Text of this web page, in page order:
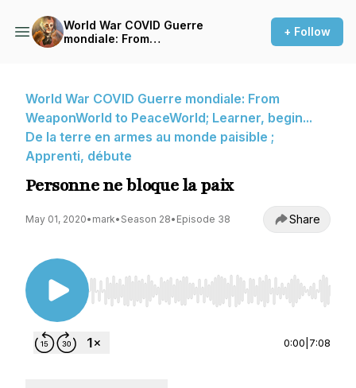
World War COVID Guerre
mondiale: From
monde paisible ; Apprenti,
débute
+ Follow
World War COVID Guerre mondiale: From
WeaponWorld to PeaceWorld; Learner, begin...
De la terre en armes au monde paisible ;
Apprenti, débute
Personne ne bloque la paix
May 01, 2020• mark• Season 28• Episode 38 Share
Use Left/Right to seek, Home/End to jump to
0:00 7:08